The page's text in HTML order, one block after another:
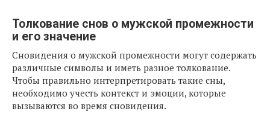
Толкование снов о мужской промежности
и его значение
Сновидения о мужской промежности могут содержать
различные символы и иметь разное толкование.
Чтобы правильно интерпретировать такие сны,
необходимо учесть контекст и эмоции, которые
вызываются во время сновидения.